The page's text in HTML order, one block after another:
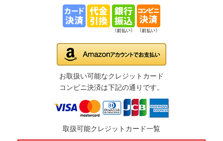
お取扱い可能なクレジットカード
コンビニ決済は下記の通りです。
取扱可能クレジットカード一覧